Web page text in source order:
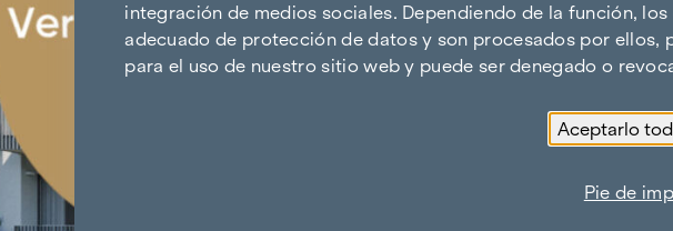
integración de medios sociales. Dependiendo de la función,
adecuado de protección de datos y son procesados por ellos,
para el uso de nuestro sitio web y puede ser denegado o
Aceptarlo
Pie de